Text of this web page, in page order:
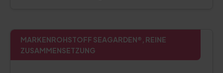
MARKENROHSTOFF SEAGARDEN®, REINE
ZUSAMMENSETZUNG